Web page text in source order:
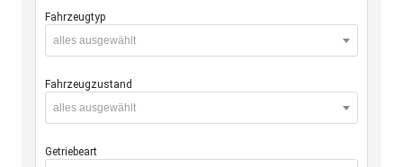
Fahrzeugtyp
alles ausgewählt
Fahrzeugzustand
alles ausgewählt
Getriebeart